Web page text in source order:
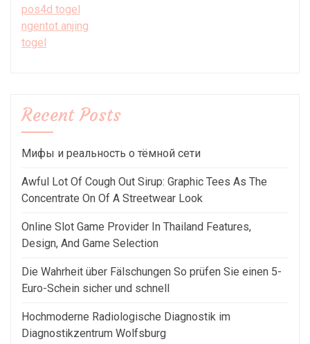
pos4d togel
ngentot anjing
togel
Recent Posts
Мифы и реальность о тёмной сети
Awful Lot Of Cough Out Sirup: Graphic Tees As The
Concentrate On Of A Streetwear Look
Online Slot Game Provider In Thailand Features,
Design, And Game Selection
Die Wahrheit über Fälschungen So prüfen Sie einen 5-
Euro-Schein sicher und schnell
Hochmoderne Radiologische Diagnostik im
Diagnostikzentrum Wolfsburg